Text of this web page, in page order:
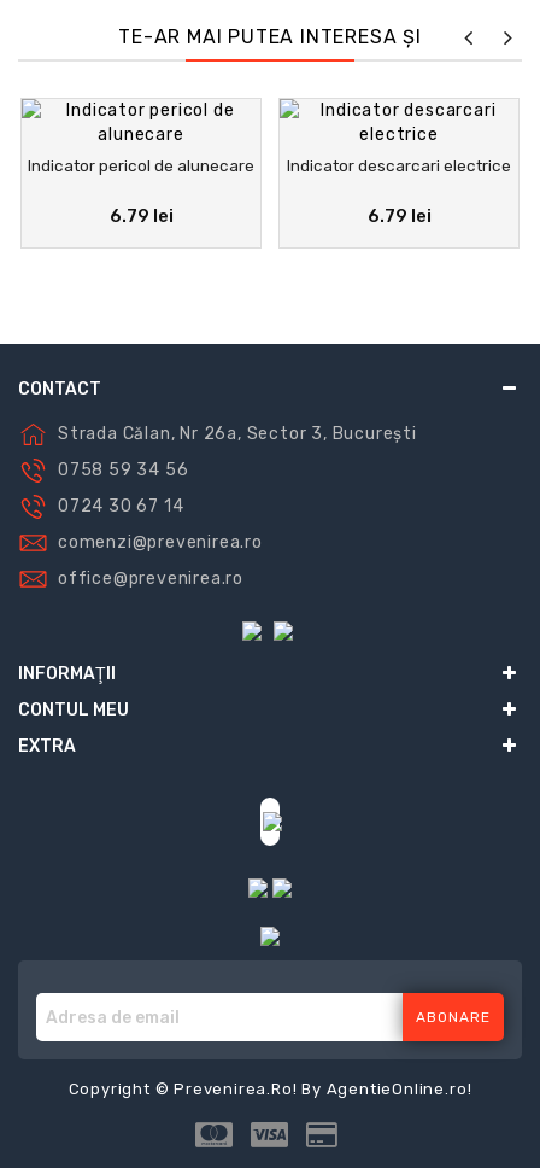
TE-AR MAI PUTEA INTERESA ȘI
Indicator pericol de alunecare
6.79 lei
Indicator descarcari electrice
6.79 lei
CONTACT
Strada Călan, Nr 26a, Sector 3, București
0758 59 34 56
0724 30 67 14
comenzi@prevenirea.ro
office@prevenirea.ro
INFORMAŢII
CONTUL MEU
EXTRA
ABONARE
Copyright © Prevenirea.Ro! By AgentieOnline.ro!